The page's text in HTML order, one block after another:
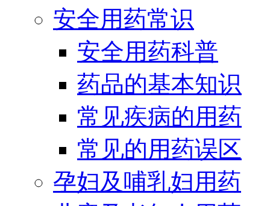
安全用药常识
安全用药科普
药品的基本知识
常见疾病的用药
常见的用药误区
孕妇及哺乳妇用药